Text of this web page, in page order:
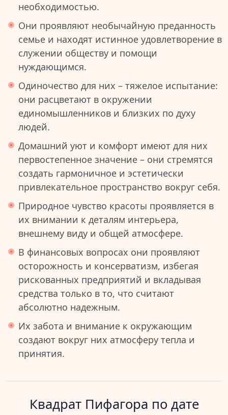
необходимостью.
Они проявляют необычайную преданность
семье и находят истинное удовлетворение в
служении обществу и помощи
нуждающимся.
Одиночество для них – тяжелое испытание:
они расцветают в окружении
единомышленников и близких по духу
людей.
Домашний уют и комфорт имеют для них
первостепенное значение – они стремятся
создать гармоничное и эстетически
привлекательное пространство вокруг себя.
Природное чувство красоты проявляется в
их внимании к деталям интерьера,
внешнему виду и общей атмосфере.
В финансовых вопросах они проявляют
осторожность и консерватизм, избегая
рискованных предприятий и вкладывая
средства только в то, что считают
абсолютно надежным.
Их забота и внимание к окружающим
создают вокруг них атмосферу тепла и
принятия.
Квадрат Пифагора по дате